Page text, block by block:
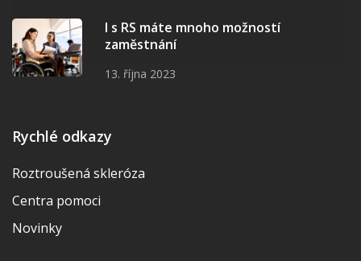
I s RS máte mnoho možností
zaměstnání
13. října 2023
Rychlé odkazy
Roztroušená skleróza
Centra pomoci
Novinky